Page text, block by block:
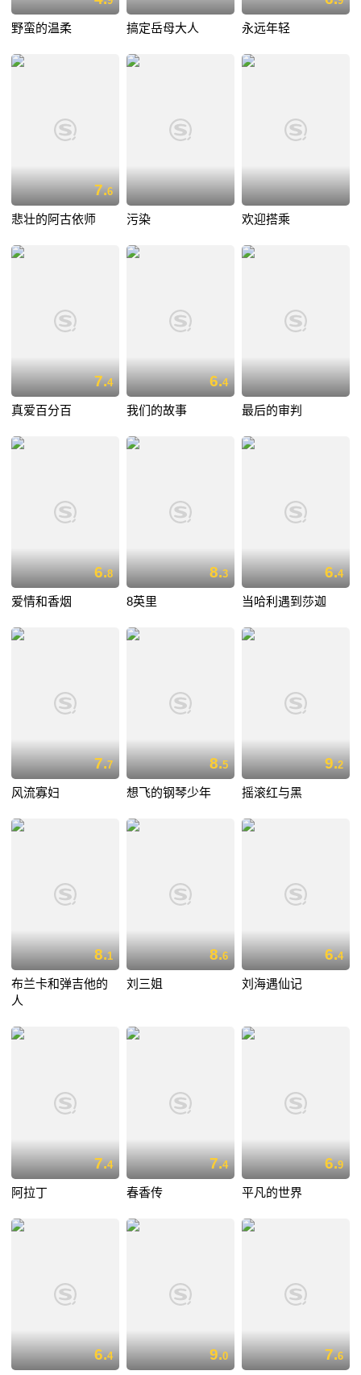
野蛮的温柔 搞定岳母大人 永远年轻
7.6
悲壮的阿古依师 污染 欢迎搭乘
7.4
真爱百分百
6.4
我们的故事 最后的审判
6.8
爱情和香烟
8.3
8英里
6.4
当哈利遇到莎迦
7.7
风流寡妇
8.5
想飞的钢琴少年
9.2
摇滚红与黑
8.1
布兰卡和弹吉他的
人
8.6
刘三姐
6.4
刘海遇仙记
7.4
阿拉丁
7.4
春香传
6.9
平凡的世界
6.4 9.0 7.6